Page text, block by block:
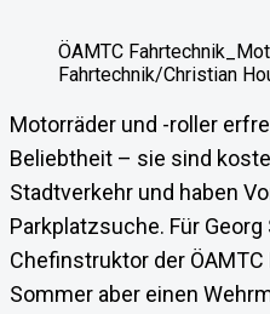
ÖAMTC
Fahrtechnik/Christian
Motorräder und -roller
Beliebtheit – sie sind
Stadtverkehr und haben
Parkplatzsuche. Für
Chefinstruktor der
Sommer aber einen